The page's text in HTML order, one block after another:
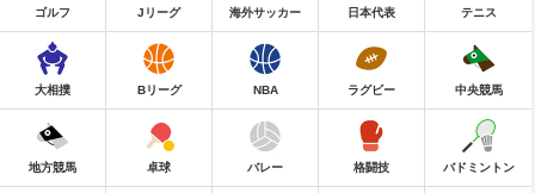
ゴルフ Jリーグ 海外サッカー 日本代表 テニス
大相撲 Bリーグ NBA ラグビー 中央競馬
地方競馬 卓球 バレー 格闘技 バドミントン